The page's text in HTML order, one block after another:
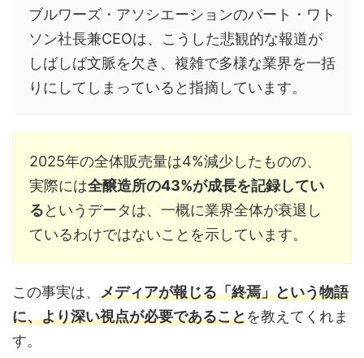
ブルワーズ・アソシエーションのバート・ワト
ソン社長兼CEOは、こうした悲観的な報道が
しばしば文脈を欠き、複雑で多様な業界を一括
りにしてしまっていると指摘しています。
2025年の全体販売量は4%減少したものの、
実際には全醸造所の43%が成長を記録してい
るというデータは、一概に業界全体が衰退し
ているわけではないことを示しています。
この事実は、 メディアが報じる「終焉」という物語
に、より深い視点が必要であることを教えてくれま
す。